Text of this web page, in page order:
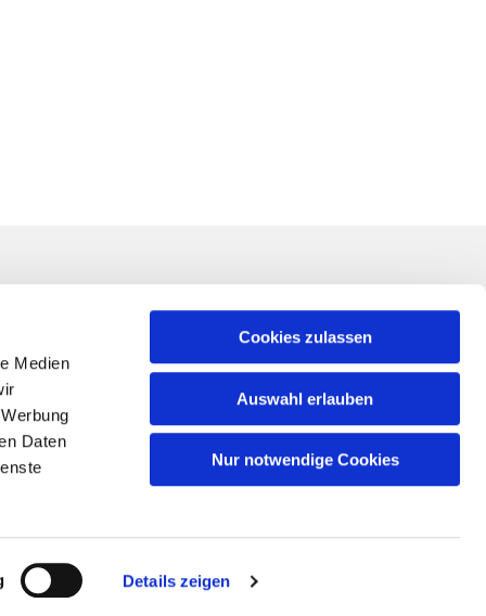
Medien
Daten
Details zeigen
Cookies zulassen
Auswahl erlauben
Nur notwendige Cookies
von
Linkliste
Datenschutzerklärung
Schutz vor sexualisierter Gewalt
Kontakt